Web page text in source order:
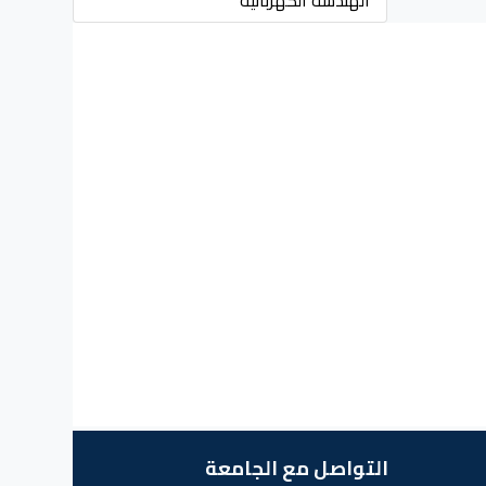
التواصل مع الجامعة